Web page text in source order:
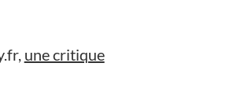
une critique